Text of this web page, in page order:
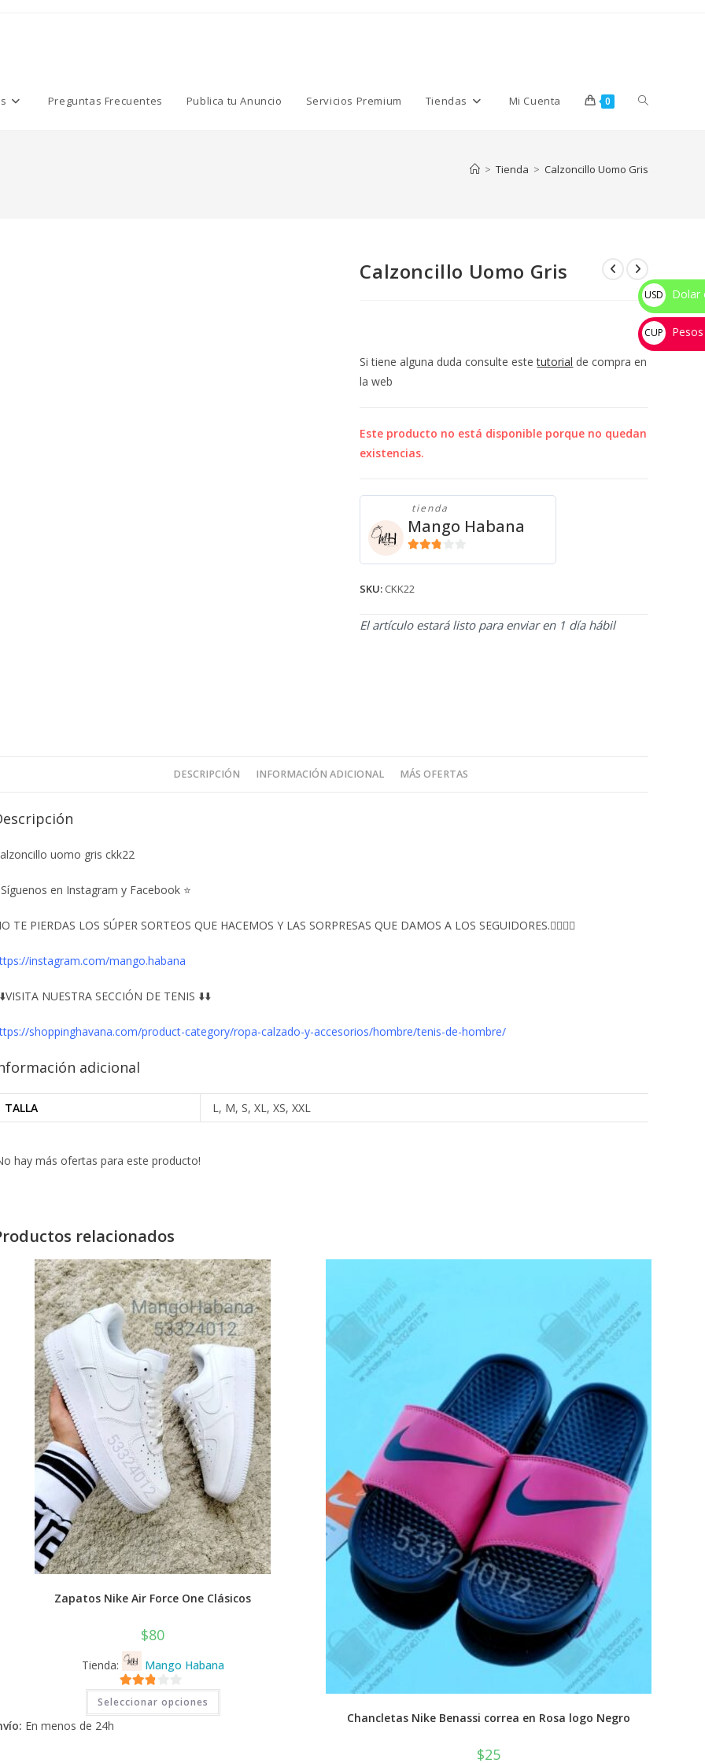
Preguntas Frecuentes Publica tu Anuncio Servicios Premium Tiendas Mi Cuenta 0 Alternar
la
web
> Tienda > Calzoncillo Uomo Gris
Calzoncillo Uomo Gris
Si tiene alguna duda consulte estetutorial de compra en
la web
Este producto no está disponible porque no quedan
existencias.
tienda
Mango Habana
SKU: CKK22
El artículo estará listo para enviar en 1 día hábil
DESCRIPCIÓN INFORMACIÓN ADICIONAL MÁS OFERTAS
uomo gris ckk22
en Instagram y Facebook ⭐
TE PIERDAS LOS SÚPER SORTEOS QUE HACEMOS Y LAS SORPRESAS QUE DAMOS A LOS SEGUIDORES.👇🏻👇🏻
instagram.com/mango.habana
NUESTRA SECCIÓN DE TENIS ⬇️⬇️
shoppinghavana.com/product-category/ropa-calzado-y-accesorios/hombre/tenis-de-hombre/
adicional
TALLA L, M, S, XL, XS, XXL
hay más ofertas para este producto!
relacionados
Zapatos Nike Air Force One Clásicos
$80
Tienda: Mango Habana
2.71
de 5
Seleccionar opciones
Este
tiene
En menos de 24h
Chancletas Nike Benassi correa en Rosa logo Negro
$25
USD
$
Dolar
CUP
💰
Pesos